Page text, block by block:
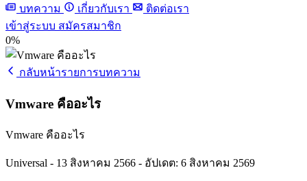
บทความ
เกี่ยวกับเรา
ติดต่อเรา
เข้าสู่ระบบ สมัครสมาชิก
0%
กลับหน้ารายการบทความ
Vmware คืออะไร
Vmware คืออะไร
Universal - 13 สิงหาคม 2566 - อัปเดต: 6 สิงหาคม 2569